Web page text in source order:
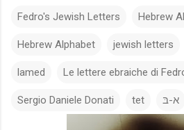
Fedro's Jewish Letters Hebrew
Hebrew Alphabet jewish letters
lamed Le lettere ebraiche di
Sergio Daniele Donati tet א-בּ